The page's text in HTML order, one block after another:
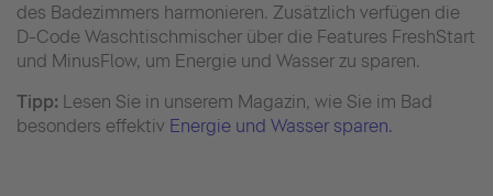
des Badezimmers harmonieren. Zusätzlich verfügen die
D-Code Waschtischmischer über die Features FreshStart
und MinusFlow, um Energie und Wasser zu sparen.
Tipp: Lesen Sie in unserem Magazin, wie Sie im Bad
besonders effektiv Energie und Wasser sparen.